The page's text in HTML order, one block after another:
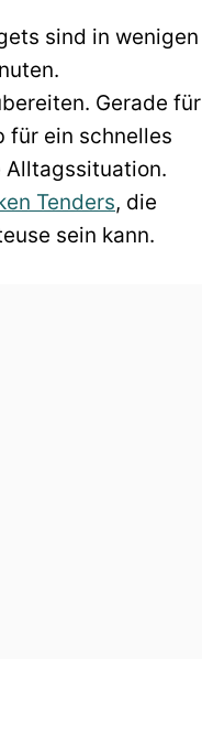
sind in wenigen
Gerade für
für ein schnelles
Alltagssituation.
Tenders, die
sein kann.